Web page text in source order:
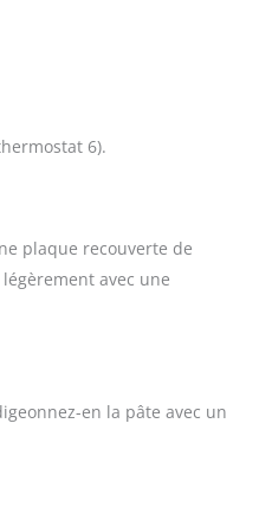
6).
plaque recouverte de
avec une
en la pâte avec un